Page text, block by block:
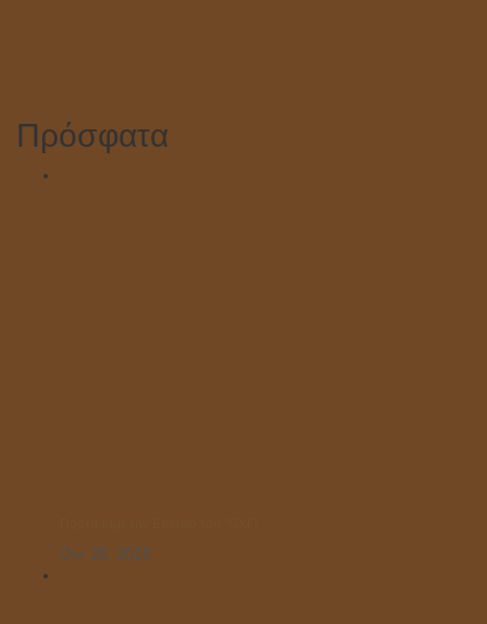
Πρόσφατα
Οκτ 28, 2025